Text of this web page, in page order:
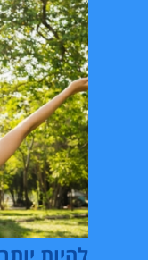
להיות יותר